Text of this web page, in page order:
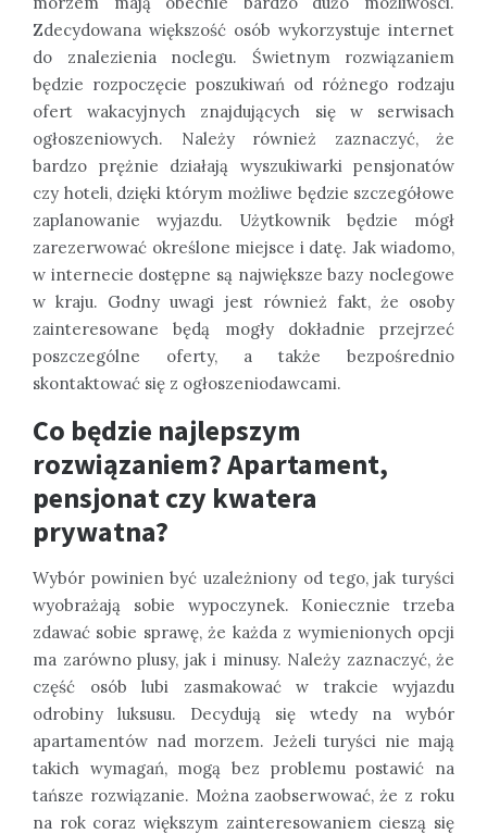
Zdecydowana większość osób wykorzystuje internet
do znalezienia noclegu. Świetnym rozwiązaniem
będzie rozpoczęcie poszukiwań od różnego rodzaju
ofert wakacyjnych znajdujących się w serwisach
ogłoszeniowych. Należy również zaznaczyć, że
bardzo prężnie działają wyszukiwarki pensjonatów
czy hoteli, dzięki którym możliwe będzie szczegółowe
zaplanowanie wyjazdu. Użytkownik będzie mógł
zarezerwować określone miejsce i datę. Jak wiadomo,
w internecie dostępne są największe bazy noclegowe
w kraju. Godny uwagi jest również fakt, że osoby
zainteresowane będą mogły dokładnie przejrzeć
poszczególne oferty, a także bezpośrednio
skontaktować się z ogłoszeniodawcami.
Co będzie najlepszym
rozwiązaniem? Apartament,
pensjonat czy kwatera
prywatna?
Wybór powinien być uzależniony od tego, jak turyści
wyobrażają sobie wypoczynek. Koniecznie trzeba
zdawać sobie sprawę, że każda z wymienionych opcji
ma zarówno plusy, jak i minusy. Należy zaznaczyć, że
część osób lubi zasmakować w trakcie wyjazdu
odrobiny luksusu. Decydują się wtedy na wybór
apartamentów nad morzem. Jeżeli turyści nie mają
takich wymagań, mogą bez problemu postawić na
tańsze rozwiązanie. Można zaobserwować, że z roku
na rok coraz większym zainteresowaniem cieszą się